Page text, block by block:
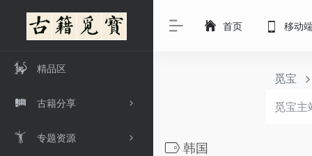
精品区
古籍分享
专题资源
首页 移动
觅宝
韩国